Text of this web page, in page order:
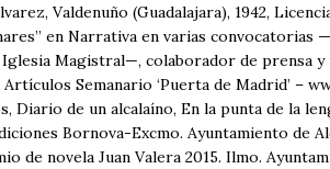
Valdenuño (Guadalajara), 1942,
en Narrativa en varias convocatorias
Iglesia Magistral—, colaborador de prensa
Semanario ‘Puerta de Madrid’ –
Diario de un alcalaíno, En la punta de la
Bornova-Excmo. Ayuntamiento de
de novela Juan Valera 2015. Ilmo.